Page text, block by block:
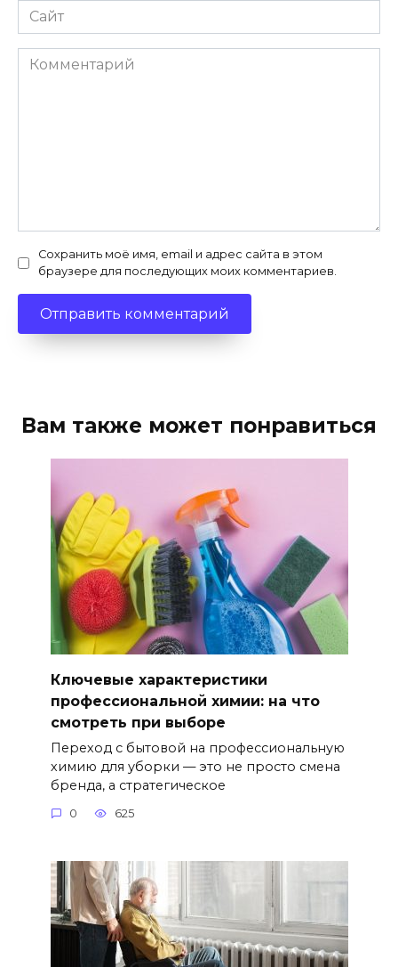
Сайт
Комментарий
Сохранить моё имя, email и адрес сайта в этом
браузере для последующих моих комментариев.
Вам также может понравиться
Ключевые характеристики
профессиональной химии: на что
смотреть при выборе
Переход с бытовой на профессиональную
химию для уборки — это не просто смена
бренда, а стратегическое
0 625